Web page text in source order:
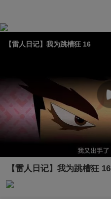
【雷人日记】我为跳槽狂 16
【雷人日记】我为跳槽狂 16